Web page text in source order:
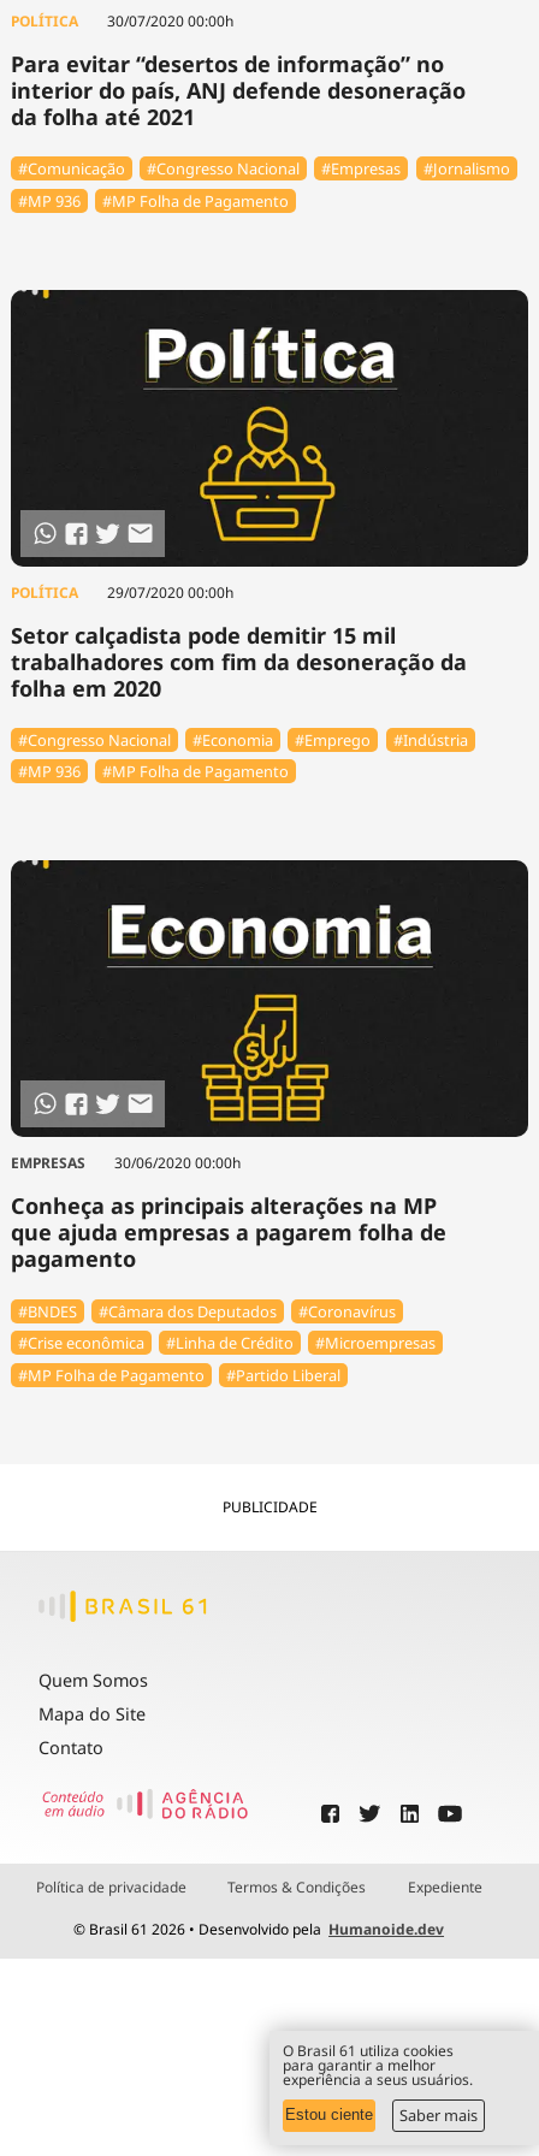
Cinema
Infraestrutura
POLÍTICA 30/07/2020 00:00h
Para evitar “desertos de informação” no
interior do país, ANJ defende desoneração
da folha até 2021
#Comunicação #Congresso Nacional #Empresas
#Jornalismo
#MP 936
#MP Folha de Pagamento
POLÍTICA 29/07/2020 00:00h
Setor calçadista pode demitir 15 mil
trabalhadores com fim da desoneração da
folha em 2020
#Congresso Nacional #Economia #Emprego
#Indústria
#MP 936
#MP Folha de Pagamento
EMPRESAS 30/06/2020 00:00h
Conheça as principais alterações na MP
que ajuda empresas a pagarem folha de
pagamento
#BNDES #Câmara dos Deputados
#Coronavírus
#Crise econômica
#Linha de Crédito
#Microempresas
#MP Folha de Pagamento
#Partido Liberal
PUBLICIDADE
Quem Somos
Mapa do Site
Contato
Política de privacidade Termos & Condições Expediente
© Brasil 61 2026 • Desenvolvido pela Humanoide.dev
O Brasil 61 utiliza cookies
para garantir a melhor
experiência a seus usuários.
Estou ciente Saber mais